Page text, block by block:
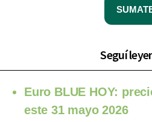
Seguí
Euro BLUE HOY:
este 31 mayo 2026